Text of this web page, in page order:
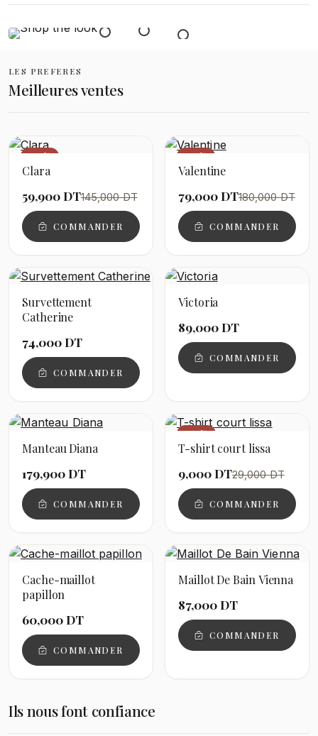
LES PREFERES
Meilleures ventes
−59%
Clara
59,900 DT145,000 DT
COMMANDER
−56%
Valentine
79,000 DT180,000 DT
COMMANDER
Survettement
Catherine
74,000 DT
COMMANDER
Victoria
89,000 DT
COMMANDER
Manteau Diana
179,900 DT
COMMANDER
−69%
T-shirt court lissa
9,000 DT29,000 DT
COMMANDER
Cache-maillot
papillon
60,000 DT
COMMANDER
Maillot De Bain Vienna
87,000 DT
COMMANDER
Ils nous font confiance